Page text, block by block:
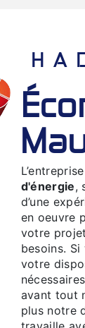
économie d'énergie à
L’entreprise
d'énergie,
d’une
en oeuvre
votre
besoins.
votre
avant tout
plus notre